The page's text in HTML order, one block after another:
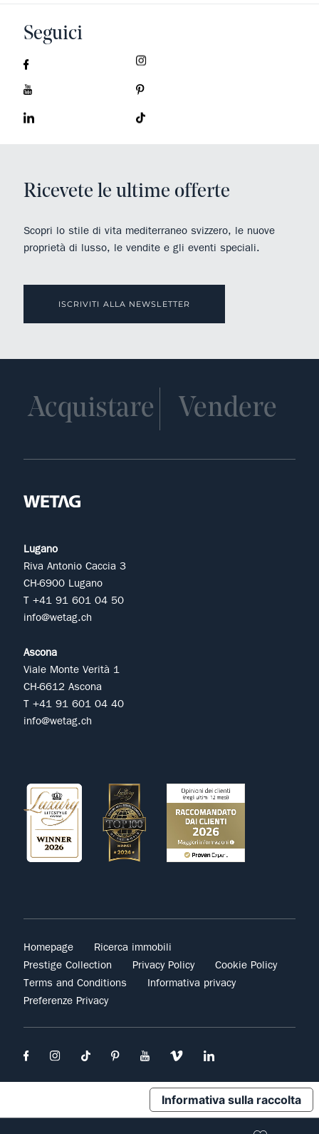
Seguici
Ricevete le ultime offerte
Scopri lo stile di vita mediterraneo svizzero, le nuove
proprietà di lusso, le vendite e gli eventi speciali.
ISCRIVITI ALLA NEWSLETTER
Acquistare Vendere
Lugano
Riva Antonio Caccia 3
CH-6900 Lugano
T +41 91 601 04 50
info@wetag.ch
Ascona
Viale Monte Verità 1
CH-6612 Ascona
T +41 91 601 04 40
info@wetag.ch
Homepage
Ricerca immobili
Prestige Collection
Privacy Policy
Cookie Policy
Terms and Conditions
Informativa privacy
Preferenze Privacy
Informativa sulla raccolta